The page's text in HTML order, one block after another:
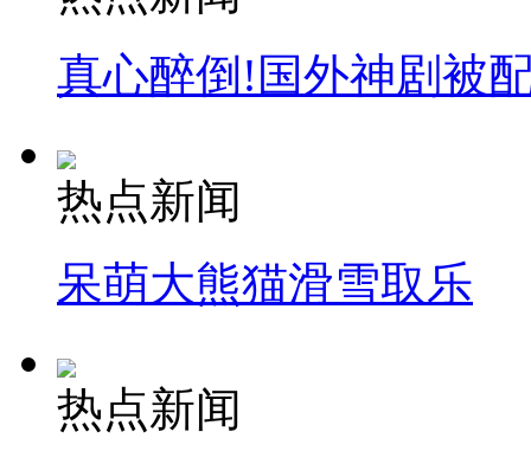
真心醉倒!国外神剧被
热点新闻
呆萌大熊猫滑雪取乐
热点新闻